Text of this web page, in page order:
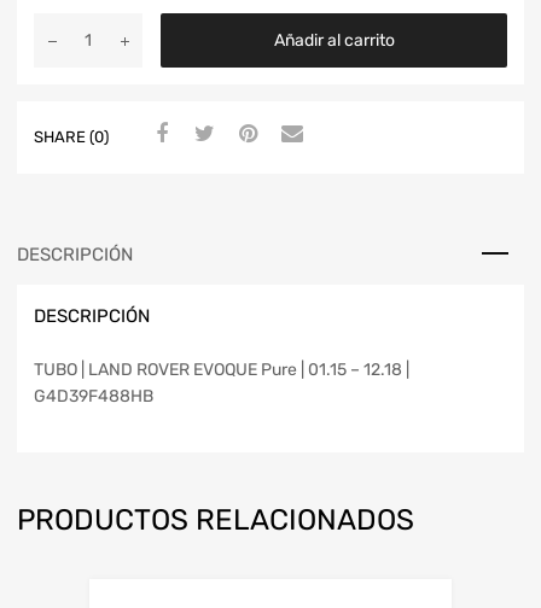
Añadir al carrito
SHARE (0)
DESCRIPCIÓN
DESCRIPCIÓN
TUBO | LAND ROVER EVOQUE Pure | 01.15 – 12.18 |
G4D39F488HB
PRODUCTOS RELACIONADOS